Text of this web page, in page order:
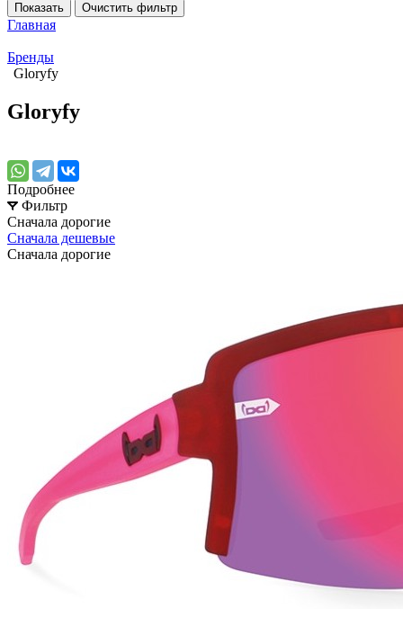
Показать Очистить фильтр
Главная
Бренды
Gloryfy
Gloryfy
Подробнее
Фильтр
Сначала дорогие
Сначала дешевые
Сначала дорогие